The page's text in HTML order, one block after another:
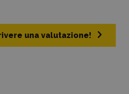
una valutazione!